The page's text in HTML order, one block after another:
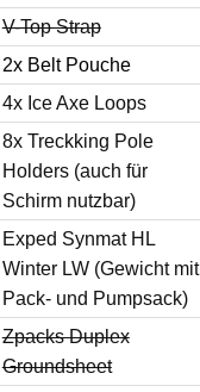
V-Top Strap
2x Belt Pouche
4x Ice Axe Loops
8x Treckking Pole
Holders (auch für
Schirm nutzbar)
Exped Synmat HL
Winter LW (Gewicht mit
Pack- und Pumpsack)
Zpacks Duplex
Groundsheet